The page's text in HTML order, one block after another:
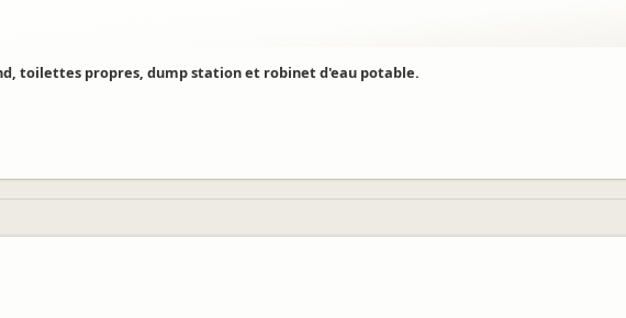
toilettes propres, dump station et robinet d'eau potable.